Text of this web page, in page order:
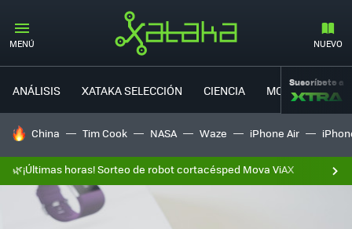
MENÚ NUEVO
ANÁLISIS XATAKA SELECCIÓN CIENCIA MOVILIDAD
Suscríbete a
HOY SE HABLA DE
China Tim Cook NASA Waze iPhone Air
🌿¡Últimas horas! Sorteo de robot cortacésped Mova ViAX